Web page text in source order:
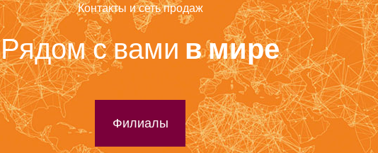
Контакты и сеть продаж
Рядом с вами в мире
Филиалы